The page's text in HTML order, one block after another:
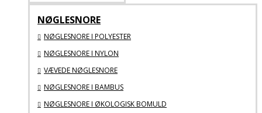
NØGLESNORE
NØGLESNORE I POLYESTER
NØGLESNORE I NYLON
VÆVEDE NØGLESNORE
NØGLESNORE I BAMBUS
NØGLESNORE I ØKOLOGISK BOMULD